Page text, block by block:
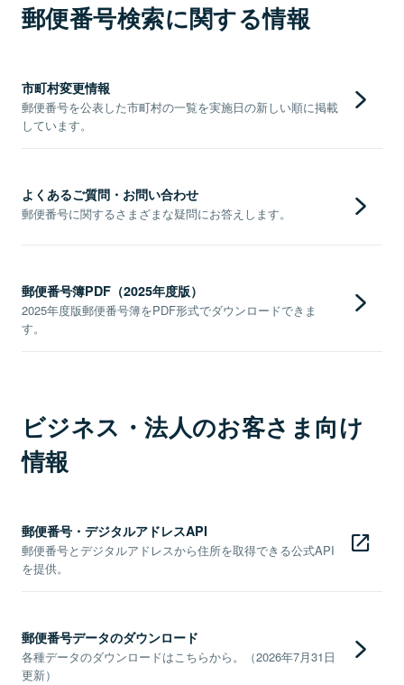
郵便番号検索に関する情報
市町村変更情報
郵便番号を公表した市町村の一覧を実施日の新しい順に掲載
しています。
よくあるご質問・お問い合わせ
郵便番号に関するさまざまな疑問にお答えします。
郵便番号簿PDF（2025年度版）
2025年度版郵便番号簿をPDF形式でダウンロードできま
す。
ビジネス・法人のお客さま向け
情報
郵便番号・デジタルアドレスAPI
郵便番号とデジタルアドレスから住所を取得できる公式API
を提供。
郵便番号データのダウンロード
各種データのダウンロードはこちらから。（2026年7月31日
更新）